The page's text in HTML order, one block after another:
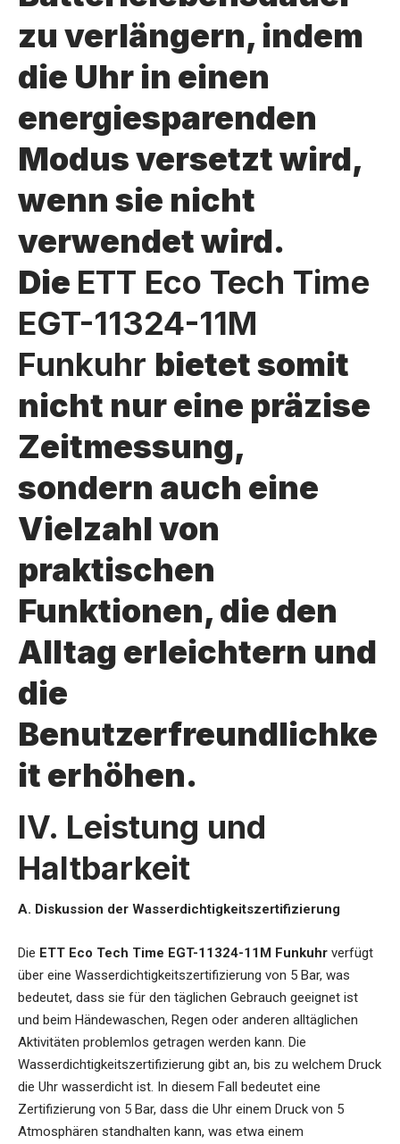
zu verlängern, indem
die Uhr in einen
energiesparenden
Modus versetzt wird,
wenn sie nicht
verwendet wird.
Die ETT Eco Tech Time
EGT-11324-11M
Funkuhr bietet somit
nicht nur eine präzise
Zeitmessung,
sondern auch eine
Vielzahl von
praktischen
Funktionen, die den
Alltag erleichtern und
die
Benutzerfreundlichke
it erhöhen.
IV. Leistung und
Haltbarkeit
A. Diskussion der Wasserdichtigkeitszertifizierung
Die ETT Eco Tech Time EGT-11324-11M Funkuhr verfügt
über eine Wasserdichtigkeitszertifizierung von 5 Bar, was
bedeutet, dass sie für den täglichen Gebrauch geeignet ist
und beim Händewaschen, Regen oder anderen alltäglichen
Aktivitäten problemlos getragen werden kann. Die
Wasserdichtigkeitszertifizierung gibt an, bis zu welchem Druck
die Uhr wasserdicht ist. In diesem Fall bedeutet eine
Zertifizierung von 5 Bar, dass die Uhr einem Druck von 5
Atmosphären standhalten kann, was etwa einem